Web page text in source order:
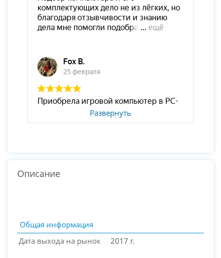
Развернуть
Описание
Общая информация
Дата выхода на рынок
2017 г.